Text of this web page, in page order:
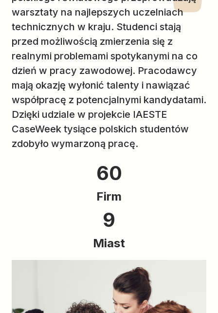
warsztaty na najlepszych uczelniach
technicznych w kraju. Studenci stają
przed możliwością zmierzenia się z
realnymi problemami spotykanymi na co
dzień w pracy zawodowej. Pracodawcy
mają okazję wyłonić talenty i nawiązać
współpracę z potencjalnymi kandydatami.
Dzięki udziale w projekcie IAESTE
CaseWeek tysiące polskich studentów
zdobyło wymarzoną pracę.
60
Firm
9
Miast